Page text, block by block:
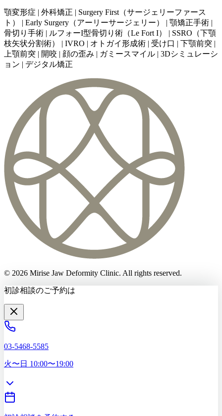
顎変形症 | 外科矯正 | Surgery First（サージェリーファース
ト） | Early Surgery（アーリーサージェリー） | 顎矯正手術 |
骨切り手術 | ルフォーI型骨切り術（Le Fort I） | SSRO（下顎
枝矢状分割術） | IVRO | オトガイ形成術 | 受け口 | 下顎前突 |
上顎前突 | 開咬 | 顔の歪み | ガミースマイル | 3Dシミュレーシ
ョン | デジタル矯正
© 2026 Mirise Jaw Deformity Clinic. All rights reserved.
初診相談のご予約は
03-5468-5585
火〜日 10:00〜19:00